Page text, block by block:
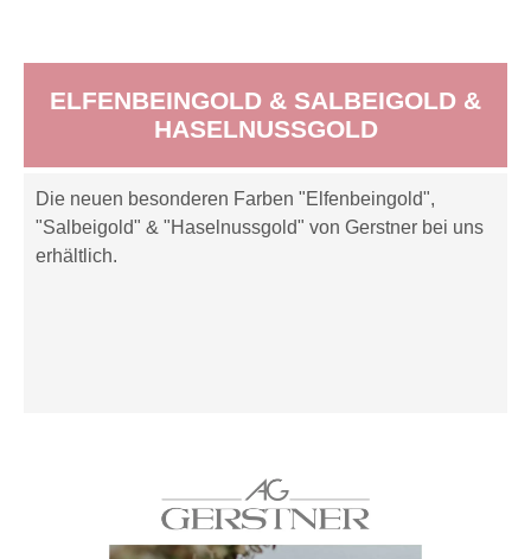
ELFENBEINGOLD & SALBEIGOLD &
HASELNUSSGOLD
Die neuen besonderen Farben "Elfenbeingold",
"Salbeigold" & "Haselnussgold" von Gerstner bei uns
erhältlich.